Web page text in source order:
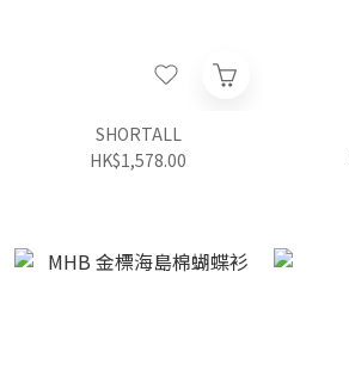
SHORTALL
HK$1,578.00